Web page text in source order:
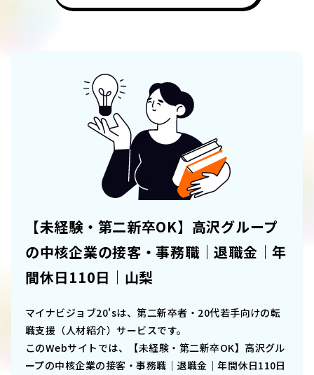
【未経験・第二新卒OK】高沢グループ
の中核企業の接客・事務職｜退職金｜年
間休日110日｜山梨
マイナビジョブ20'sは、第二新卒者・20代若手向けの転
職支援（人材紹介）サービスです。
このWebサイトでは、
【未経験・第二新卒OK】高沢グル
ープの中核企業の接客・事務職｜退職金｜年間休日110日